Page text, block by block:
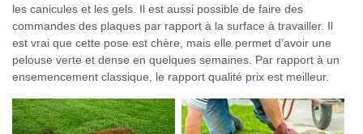
les canicules et les gels. Il est aussi possible de faire des
commandes des plaques par rapport à la surface à travailler. Il
est vrai que cette pose est chère, mais elle permet d’avoir une
pelouse verte et dense en quelques semaines. Par rapport à un
ensemencement classique, le rapport qualité prix est meilleur.